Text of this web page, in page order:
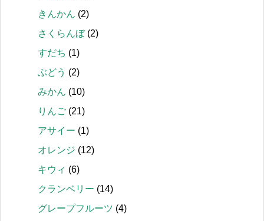
きんかん (2)
さくらんぼ(2)
すだち (1)
ぶどう (2)
みかん (10)
りんご (21)
アサイー (1)
オレンジ (12)
キウィ (6)
クランベリー (14)
グレープフルーツ (4)